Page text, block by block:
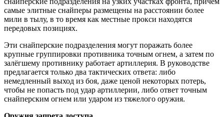
самые элитные снайперы размещены на расстоянии более
мили в тылу, в то время как местные прокси находятся
передовых позициях.
Эти снайперские подразделения могут поражать более
крупные группировки противника точным огнем, а затем по
залёгшему противнику работает артиллерия. В руководстве
предлагается только два тактических ответа: либо
немедленный выход из боя, даже ценой некоторых потерь,
чтобы не попасть под удар артиллерии, либо ответ точным
снайперским огнем или ударом из тяжелого оружия.